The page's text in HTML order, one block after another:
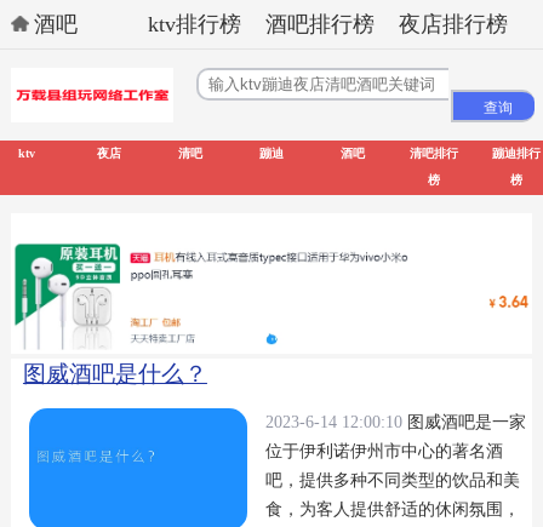
酒吧 ktv排行榜 酒吧排行榜 夜店排行榜
ktv 夜店 清吧 蹦迪 酒吧
清吧排行
榜
蹦迪排行
榜
图威酒吧是什么？
2023-6-14 12:00:10 图威酒吧是一家
位于伊利诺伊州市中心的著名酒
吧，提供多种不同类型的饮品和美
食，为客人提供舒适的休闲氛围，